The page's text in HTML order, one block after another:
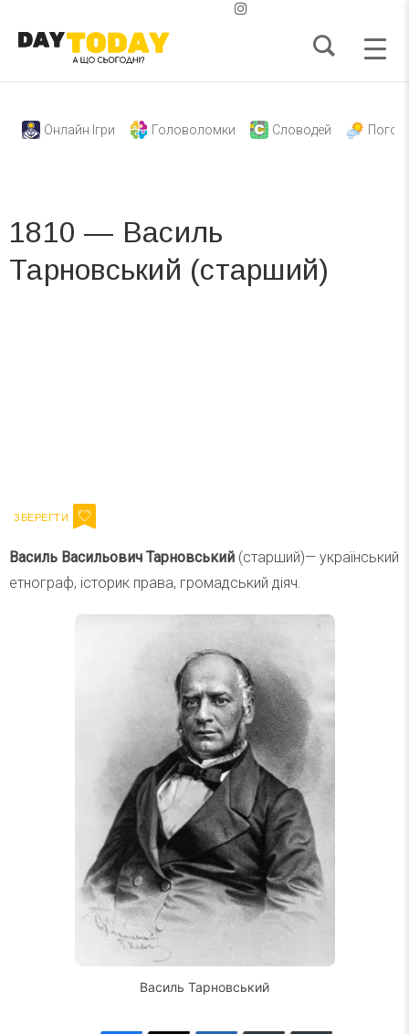
Онлайн Ігри Головоломки Словодей
1810 — Василь
Тарновський (старший)
Василь Васильович Тарновський (старший)— український
етнограф, історик права, громадський діяч.
Василь Тарновський